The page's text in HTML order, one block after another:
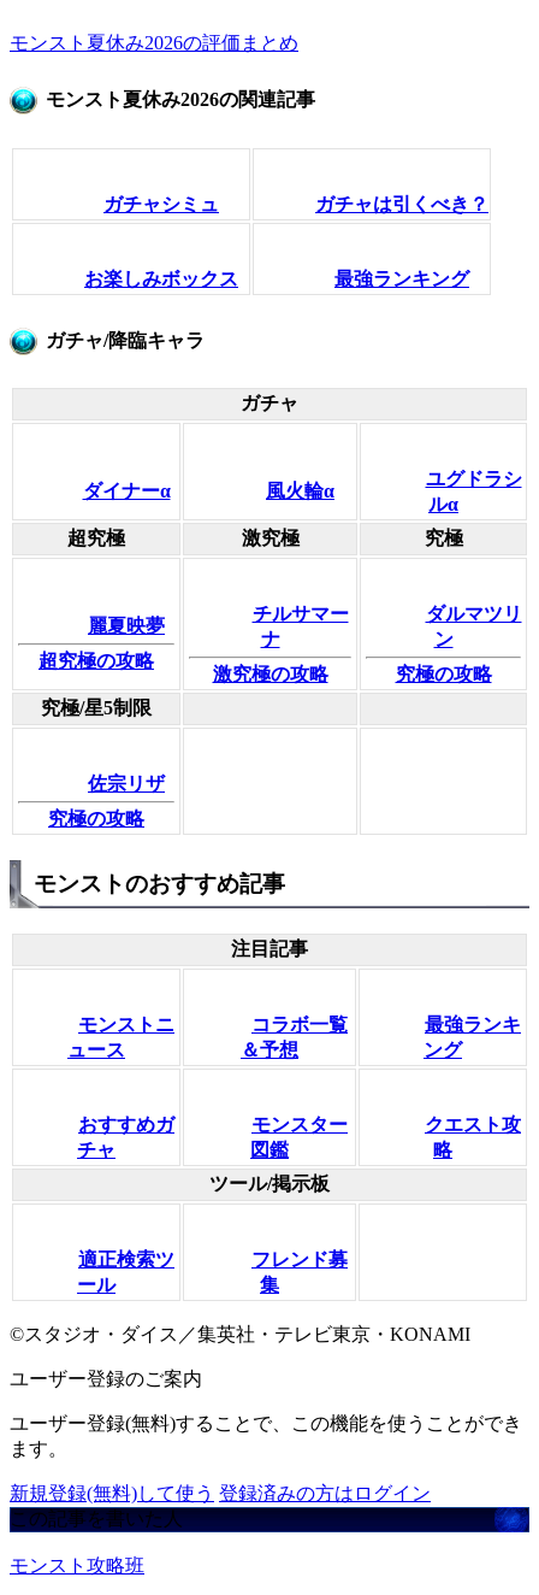
モンスト夏休み2026の評価まとめ
モンスト夏休み2026の関連記事
ガチャシミュ ガチャは引くべき？
お楽しみボックス 最強ランキング
ガチャ/降臨キャラ
ガチャ
ダイナーα 風火輪α
ユグドラシ
ルα
超究極
激究極 究極
麗夏映夢
超究極の攻略
チルサマー
ナ
激究極の攻略
ダルマツリ
ン
究極の攻略
究極/星5制限
佐宗リザ
究極の攻略
モンストのおすすめ記事
注目記事
モンストニ
ュース
コラボ一覧
＆予想
最強ランキ
ング
おすすめガ
チャ
モンスター
図鑑
クエスト攻
略
ツール/掲示板
適正検索ツ
ール
フレンド募
集
©スタジオ・ダイス／集英社・テレビ東京・KONAMI
ユーザー登録のご案内
ユーザー登録(無料)することで、この機能を使うことができ
ます。
新規登録(無料)して使う 登録済みの方はログイン
この記事を書いた人
モンスト攻略班